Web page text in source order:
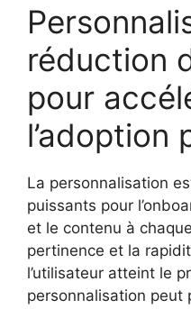
réduction
pour
l’adoption
La personnalisation
puissants pour
et le contenu à
pertinence et la
l’utilisateur atteint le
personnalisation peut